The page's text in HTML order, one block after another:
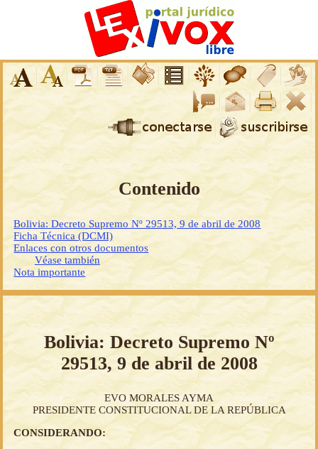
Contenido
Bolivia: Decreto Supremo Nº 29513, 9 de abril de 2008
Ficha Técnica (DCMI)
Enlaces con otros documentos
Véase también
Nota importante
Bolivia: Decreto Supremo Nº
29513, 9 de abril de 2008
EVO MORALES AYMA
PRESIDENTE CONSTITUCIONAL DE LA REPÚBLICA
CONSIDERANDO: